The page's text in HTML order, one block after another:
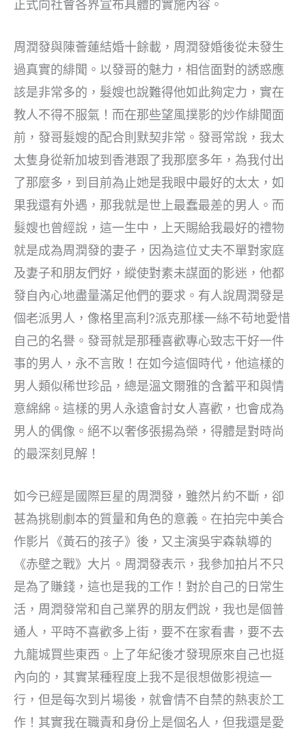
正式向社會各界宣布具體的實施內容。
周潤發與陳薈蓮結婚十餘載，周潤發婚後從未發生
過真實的緋聞。以發哥的魅力，相信面對的誘惑應
該是非常多的，髮嫂也說難得他如此夠定力，實在
教人不得不服氣！而在那些望風撲影的炒作緋聞面
前，發哥髮嫂的配合則默契非常。發哥常說，我太
太隻身從新加坡到香港跟了我那麼多年，為我付出
了那麼多，到目前為止她是我眼中最好的太太，如
果我還有外遇，那我就是世上最蠢最差的男人。而
髮嫂也曾經說，這一生中，上天賜給我最好的禮物
就是成為周潤發的妻子，因為這位丈夫不單對家庭
及妻子和朋友們好，縱使對素未謀面的影迷，他都
發自內心地盡量滿足他們的要求。有人說周潤發是
個老派男人，像格里高利?派克那樣一絲不苟地愛惜
自己的名譽。發哥就是那種喜歡專心致志干好一件
事的男人，永不言敗！在如今這個時代，他這樣的
男人類似稀世珍品，總是溫文爾雅的含蓄平和與情
意綿綿。這樣的男人永遠會討女人喜歡，也會成為
男人的偶像。絕不以奢侈張揚為榮，得體是對時尚
的最深刻見解！
如今已經是國際巨星的周潤發，雖然片約不斷，卻
甚為挑剔劇本的質量和角色的意義。在拍完中美合
作影片《黃石的孩子》後，又主演吳宇森執導的
《赤壁之戰》大片。周潤發表示，我參加拍片不只
是為了賺錢，這也是我的工作！對於自己的日常生
活，周潤發常和自己業界的朋友們說，我也是個普
通人，平時不喜歡多上街，要不在家看書，要不去
九龍城買些東西。上了年紀後才發現原來自己也挺
內向的，其實某種程度上我不是很想做影視這一
行，但是每次到片場後，就會情不自禁的熱衷於工
作！其實我在職責和身份上是個名人，但我還是愛